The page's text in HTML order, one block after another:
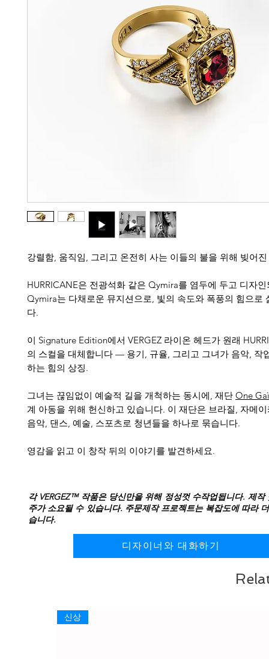
강렬함, 움직임, 그리고 온전히 사는 이들의 불을 위해 빚어
HURRICANE은 전광석화 같은 Qymira를 염두에 두고 디자
Qymira는 다채로운 뮤지션으로, 빛의 속도와 폭풍의 힘으로
다.
이 Signature Edition에서 VERGEZ 라이온 헤드가 원래
의 스컬을 대체합니다 — 용기, 규율, 그리고 그녀가 음악, 작
하는 힘의 상징.
그녀는 끊임없이 예술적 길을 개척하는 동시에, 재단 One
계 아동을 위해 헌신하고 있습니다. 이 재단은 브라질, 자메
음악, 댄스, 예술, 스포츠로 청년들을 하나로 묶습니다.
영감을 읽고 이 창작 뒤의 이야기를 발견하세요.
각 VERGEZ™ 작품은 당신만을 위해 정성껏 수작업됩니다. 제작
주가 소요될 수 있습니다. 주문제작 프로젝트는 복잡도에 따라
습니다.
디자이너와 대화하기
신상